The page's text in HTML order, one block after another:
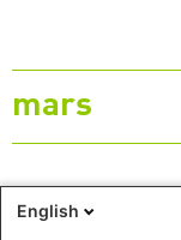
mars
English